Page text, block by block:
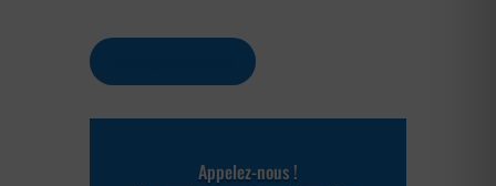
Appelez-nous !